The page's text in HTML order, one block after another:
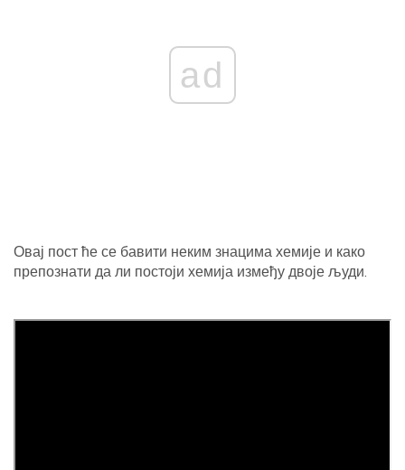
ad
Овај пост ће се бавити неким знацима хемије и како
препознати да ли постоји хемија између двоје људи.